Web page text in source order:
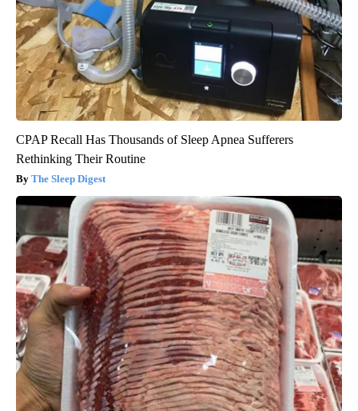
CPAP Recall Has Thousands of Sleep Apnea Sufferers
Rethinking Their Routine
The Sleep Digest